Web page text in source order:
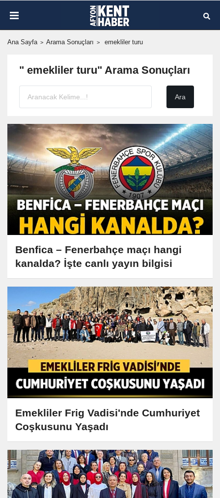
Ana Sayfa Arama Sonuçları emekliler turu
" emekliler turu" Arama Sonuçları
Benfica – Fenerbahçe maçı hangi
kanalda? İşte canlı yayın bilgisi
Emekliler Frig Vadisi'nde Cumhuriyet
Coşkusunu Yaşadı